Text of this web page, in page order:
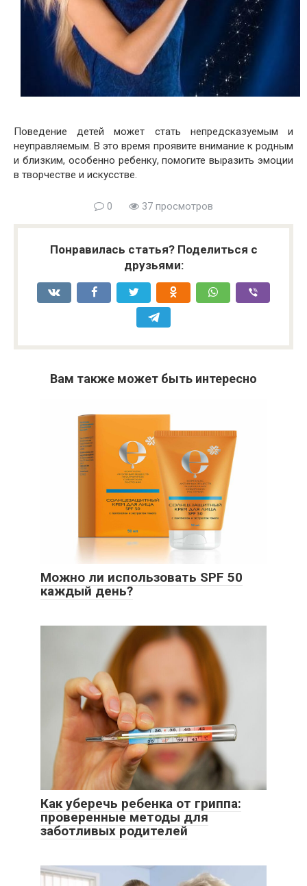
Поведение детей может стать непредсказуемым и
неуправляемым. В это время проявите внимание к родным
и близким, особенно ребенку, помогите выразить эмоции
в творчестве и искусстве.
0 37 просмотров
Понравилась статья? Поделиться с
друзьями:
Вам также может быть интересно
Можно ли использовать SPF 50
каждый день?
Как уберечь ребенка от гриппа:
проверенные методы для
заботливых родителей